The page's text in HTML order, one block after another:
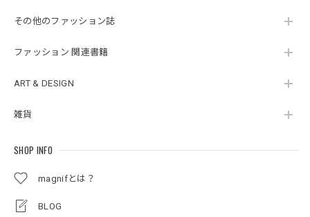
その他のファッション誌
ファッション 関連書籍
ART & DESIGN
雑貨
SHOP INFO
magnifとは？
BLOG